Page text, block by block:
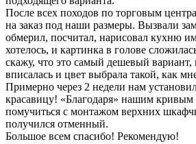
После всех походов по торговым
на заказ под наши размеры. Вызвали
обмерил, посчитал, нарисовал кухню
хотелось, и картинка в голове
скажу, что это самый дешевый вариант,
вписалась и цвет выбрала такой, как
Примерно через 2 недели нам
красавицу! «Благодаря» нашим
помучиться с монтажом верхних
получился отменный.
Большое всем спасибо! Рекомендую!